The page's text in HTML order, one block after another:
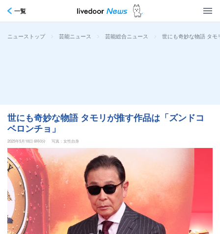
一覧
ニューストップ > 芸能ニュース > 芸能総合ニュース > 世にも奇妙な物語 タモ
世にも奇妙な物語 タモリが推す作品は「ズンドコ
ベロンチョ」
2025年5月18日 6時0分 写真：女性自身